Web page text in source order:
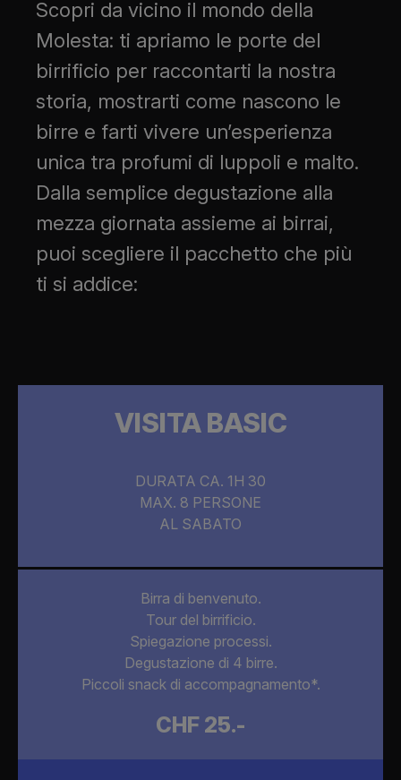
Scopri da vicino il mondo della
Molesta: ti apriamo le porte del
birrificio per raccontarti la nostra
storia, mostrarti come nascono le
birre e farti vivere un’esperienza
unica tra profumi di luppoli e malto.
Dalla semplice degustazione alla
mezza giornata assieme ai birrai,
puoi scegliere il pacchetto che più
ti si addice:
VISITA BASIC
DURATA CA. 1H 30
MAX. 8 PERSONE
AL SABATO
Birra di benvenuto.
Tour del birrificio.
Spiegazione processi.
Degustazione di 4 birre.
Piccoli snack di accompagnamento*.
CHF 25.-